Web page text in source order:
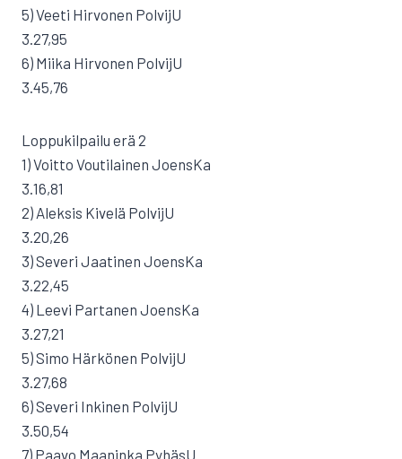
5) Veeti Hirvonen PolvijU
3.27,95
6) Miika Hirvonen PolvijU
3.45,76
Loppukilpailu erä 2
1) Voitto Voutilainen JoensKa
3.16,81
2) Aleksis Kivelä PolvijU
3.20,26
3) Severi Jaatinen JoensKa
3.22,45
4) Leevi Partanen JoensKa
3.27,21
5) Simo Härkönen PolvijU
3.27,68
6) Severi Inkinen PolvijU
3.50,54
7) Paavo Maaninka PyhäsU